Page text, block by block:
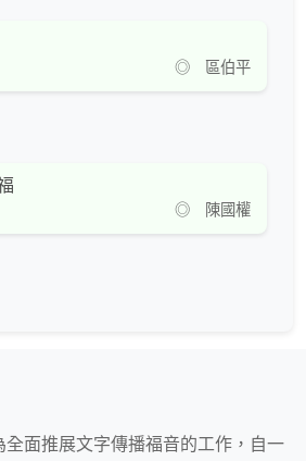
◎ 區伯平
◎ 陳國權
全面推展文字傳播福音的工作，自一